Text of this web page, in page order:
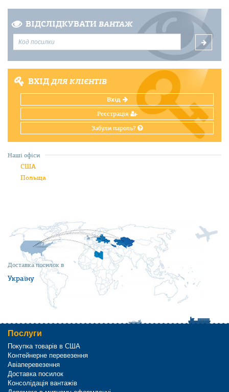
ВІДСЛІДКУВАТИ ВАНТАЖ
ВХІДДЛЯ КЛІЄНТІВ
Вхід
Реєстрація
Забули пароль?
Доставка посилок в
Україну
Наші офіси
США
Польща
Послуги
Покупка товарів в США
Контейнерне перевезення
Авіаперевезення
Доставка посилок
Консолідація вантажів